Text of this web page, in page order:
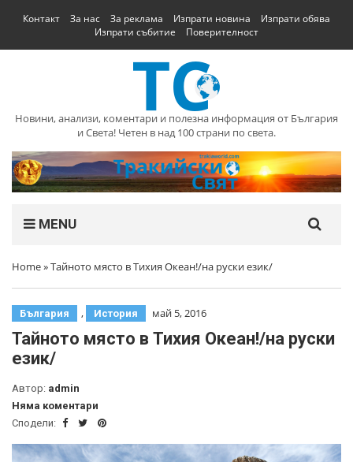
Контакт За нас За реклама Изпрати новина
Изпрати обява
Изпрати събитие
Поверителност
Новини, анализи, коментари и полезна информация от България
и Света! Четен в над 100 страни по света.
MENU
Home»Тайното място в Тихия Океан!/на руски език/
България , История май 5, 2016
Тайното място в Тихия Океан!/на руски
език/
Автор: admin
Няма коментари
Сподели: